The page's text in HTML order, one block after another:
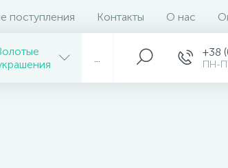
поступления Контакты О нас
+38
ПН-